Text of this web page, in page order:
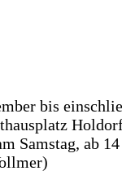
bis
Samstag, ab